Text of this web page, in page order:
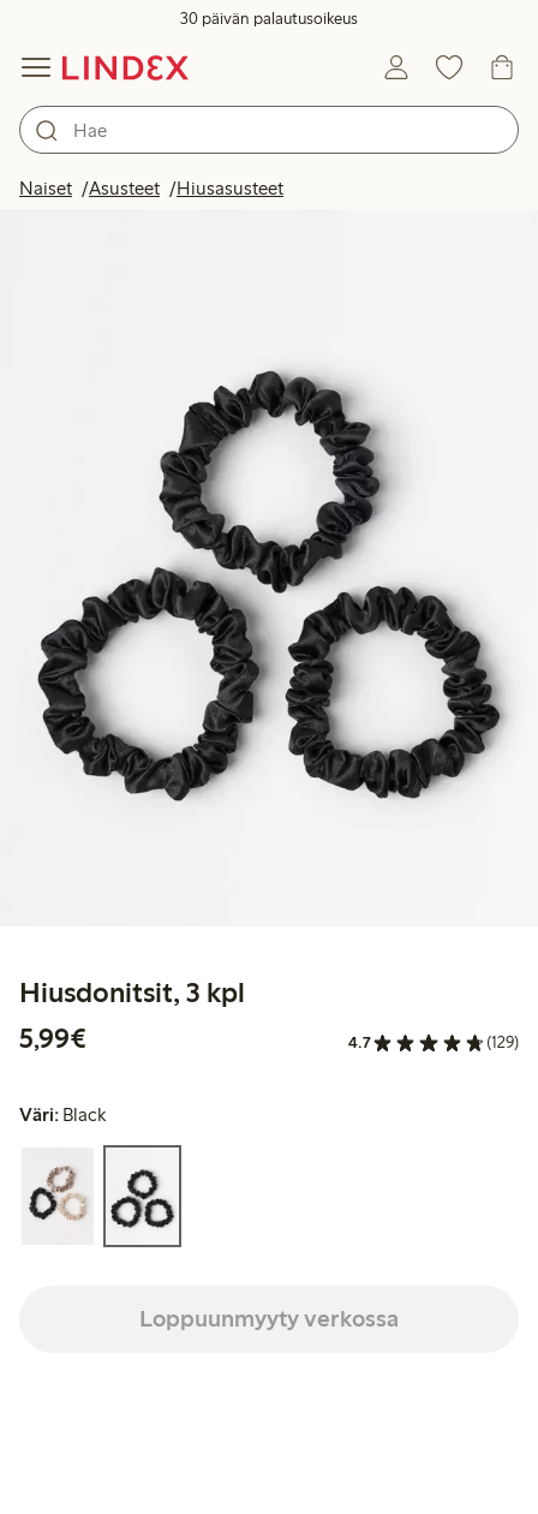
30 päivän palautusoikeus
Naiset Asusteet Hiusasusteet
Hiusdonitsit, 3 kpl
5,99€
4.7 (129)
Väri: Black
Loppuunmyyty verkossa